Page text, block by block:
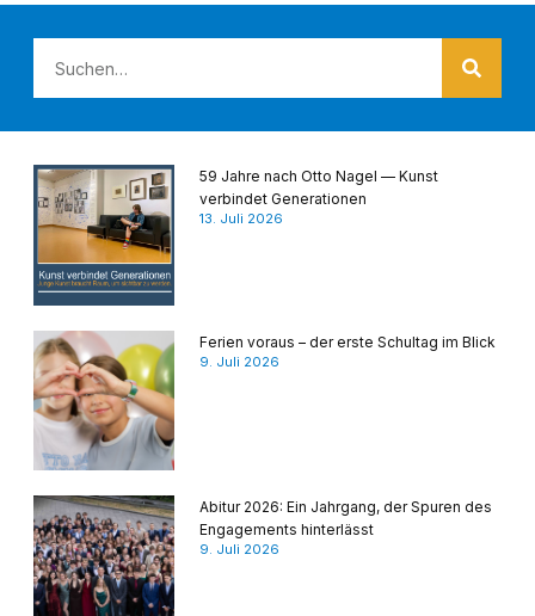
59 Jahre nach Otto Nagel — Kunst
verbindet Generationen
13. Juli 2026
Ferien voraus – der erste Schultag im Blick
9. Juli 2026
Abitur 2026: Ein Jahrgang, der Spuren des
Engagements hinterlässt
9. Juli 2026